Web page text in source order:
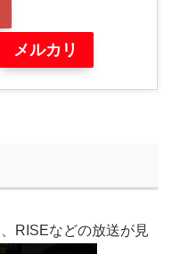
メルカリ
RISEなどの放送が見